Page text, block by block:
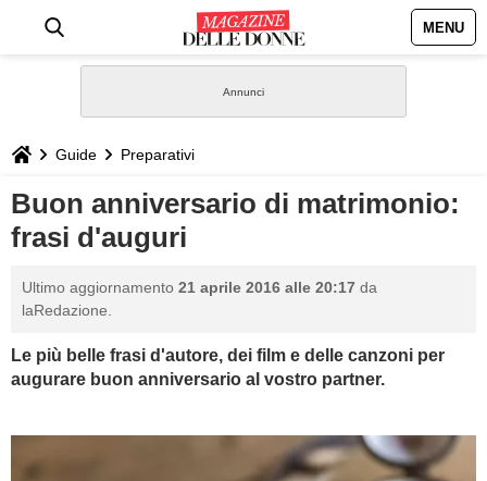
MENU
STILE
BIOGRAFIE
DEFINIZIONI
GASTRONOMIA
Guide Preparativi
Buon anniversario di matrimonio:
frasi d'auguri
Ultimo aggiornamento 21 aprile 2016 alle 20:17 da
laRedazione.
Le più belle frasi d'autore, dei film e delle canzoni per
augurare buon anniversario al vostro partner.